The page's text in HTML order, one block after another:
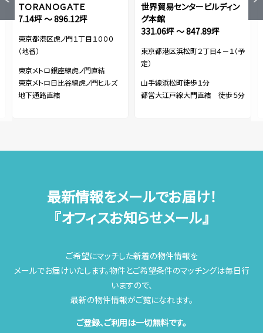
ＴＯＲＡＮＯＧＡＴＥ
7.14坪 ～ 896.12坪
東京都港区虎ノ門１丁目１０００
（地番）
東京メトロ銀座線虎ノ門直結
東京メトロ日比谷線虎ノ門ヒルズ
地下通路直結
世界貿易センタービルディン
グ本館
331.06坪 ～ 847.89坪
東京都港区浜松町２丁目４－１（予
定）
山手線浜松町徒歩１分
都営大江戸線大門直結 徒歩５分
最新情報をメールでお届け！
『オフィスお知らせメール』
ご希望にマッチした新着の物件情報を
メールでお届けいたします。物件とご希望条件のマッチングは毎日行
いますので、
最新の物件情報がご覧になれます。
ご登録、ご利用は一切無料です。